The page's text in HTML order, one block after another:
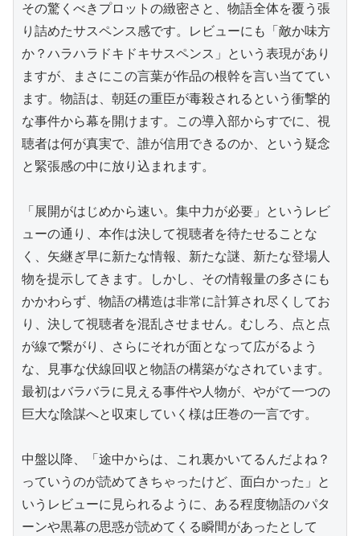
その驚くべきプロットの緻密さと、物語全体を覆う張
り詰めたサスペンス感です。レビューにも「敵か味方
か？ハラハラドキドキサスペンス」という表現があり
ますが、まさにこの言葉が作品の根幹を言い当ててい
ます。物語は、朝廷の重臣が毒殺されるという衝撃的
な事件から幕を開けます。この導入部からすでに、視
聴者は何が真実で、誰が信用できるのか、という疑念
と緊張感の中に放り込まれます。
「展開がはじめから速い。集中力が必要」というレビ
ューの通り、本作は決して視聴者を待たせることな
く、矢継ぎ早に新たな情報、新たな謎、新たな登場人
物を提示してきます。しかし、その情報量の多さにも
かかわらず、物語の構造は非常に計算され尽くしてお
り、決して視聴者を混乱させません。むしろ、点と点
が線で繋がり、さらにそれが面となって広がるよう
な、見事な伏線回収と物語の構築がなされています。
最初はバラバラに見える事件や人物が、やがて一つの
巨大な陰謀へと収束していく様は圧巻の一言です。
中盤以降、「途中からは、これ裏かいてるんだよね？
っていうのが読めてきちゃったけど、面白かった」と
いうレビューに見られるように、ある程度物語のパタ
ーンや黒幕の思惑が読めてくる瞬間があったとして